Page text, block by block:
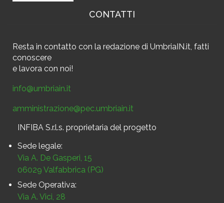
CONTATTI
Resta in contatto con la redazione di UmbriaIN.it, fatti
conoscere
e lavora con noi!
info@umbriain.it
amministrazione@pec.umbriain.it
INFIBA S.r.l.s. proprietaria del progetto
Sede legale:
Via A. De Gasperi, 15
06029 Valfabbrica (PG)
Sede Operativa:
Via A. Vici, 28